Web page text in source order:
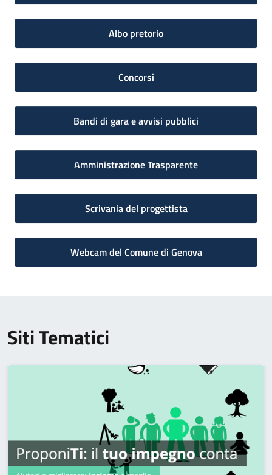
Albo pretorio
Concorsi
Bandi di gara e avvisi pubblici
Amministrazione Trasparente
Scrivania del progettista
Webcam del Comune di Genova
Siti Tematici